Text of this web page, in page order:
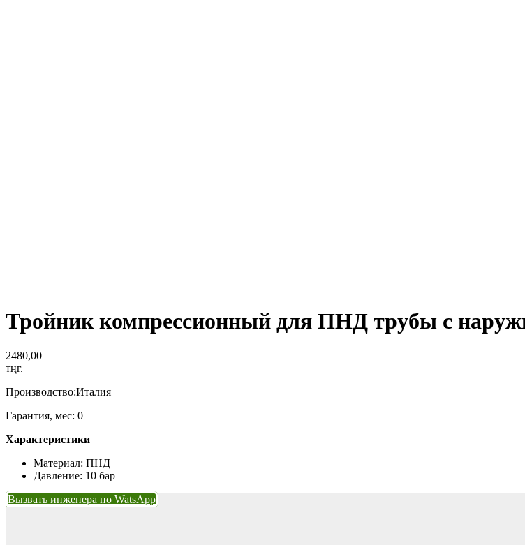
Тройник компрессионный для ПНД трубы с
2480,00
тңг.
Производство:Италия
Гарантия, мес: 0
Характеристики
Материал: ПНД
Давление: 10 бар
Вызвать инженера по WatsApp